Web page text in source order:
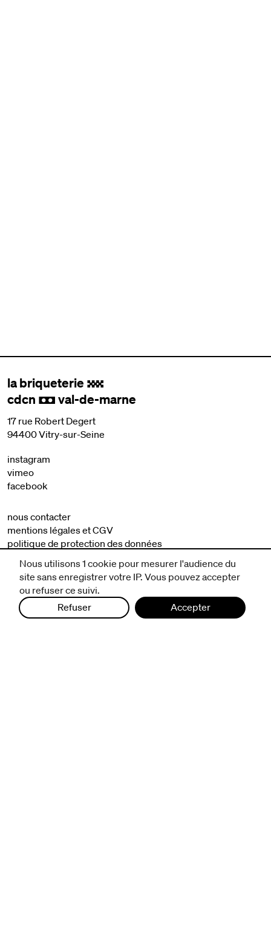
la briqueterie .
cdcn , val-de-marne
17 rue Robert Degert
94400 Vitry-sur-Seine
instagram
vimeo
facebook
nous contacter
mentions légales et CGV
politique de protection des données
Nous utilisons 1 cookie pour mesurer l'audience du
site sans enregistrer votre IP. Vous pouvez accepter
ou refuser ce suivi.
Refuser
Accepter